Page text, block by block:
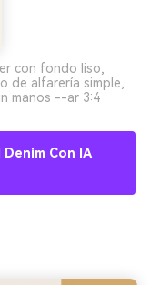
con fondo liso,
de alfarería simple,
manos --ar 3:4
Con IA